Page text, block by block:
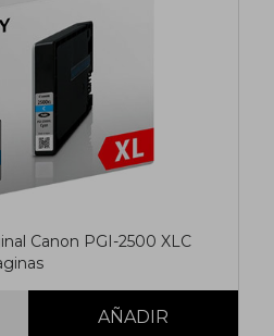
Canon PGI-2500 XLC